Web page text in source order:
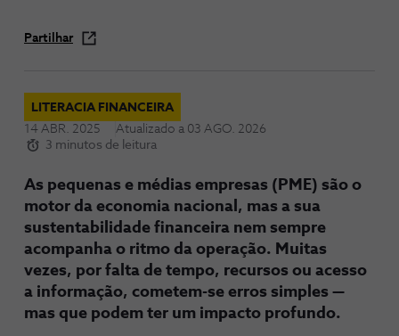
Partilhar
LITERACIA FINANCEIRA
14 ABR. 2025
Atualizado a 03 AGO. 2026
3 minutos de leitura
As pequenas e médias empresas (PME) são o
motor da economia nacional, mas a sua
sustentabilidade financeira nem sempre
acompanha o ritmo da operação. Muitas
vezes, por falta de tempo, recursos ou acesso
a informação, cometem-se erros simples —
mas que podem ter um impacto profundo.